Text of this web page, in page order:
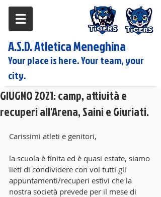
A.S.D. Atletica Meneghina
Your place is here. Your team, your
city.
GIUGNO 2021: camp, attività e
recuperi all'Arena, Saini e Giuriati.
Carissimi atleti e genitori,
la scuola è finita ed è quasi estate, siamo
lieti di condividere con voi tutti gli
appuntamenti/recuperi estivi che la
nostra società prevede per il mese di